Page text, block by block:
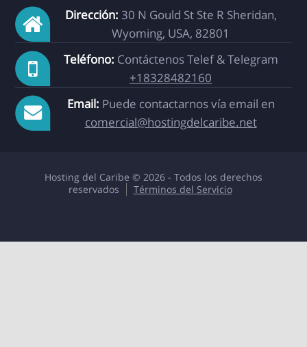
Dirección: 30 N Gould St Ste R Sheridan,
Wyoming, USA, 82801
Teléfono: Contáctenos Telef & Telegram
+18328482160
Email: Puede contactarnos vía email en
comercial@hostingdelcaribe.net
Hosting del Caribe © 2026 - Todos los derechos
reservados
Términos del Servicio